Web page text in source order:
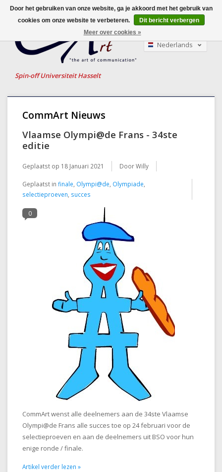
Spin-off Universiteit Hasselt
Nederlands
CommArt Nieuws
Vlaamse Olympi@de Frans - 34ste
editie
Geplaatst op 18 Januari 2021 Door Willy
Geplaatst in finale, Olympi@de, Olympiade,
selectieproeven, succes
0
CommArt wenst alle deelnemers aan de 34ste Vlaamse
Olympi@de Frans alle succes toe op 24 februari voor de
selectieproeven en aan de deelnemers uit BSO voor hun
enige ronde / finale.
Artikel verder lezen »
Door het gebruiken van onze website, ga je akkoord met het gebruik van
cookies om onze website te verbeteren.
Dit bericht verbergen
Meer over cookies »